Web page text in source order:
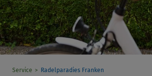
Service Radelparadies Franken